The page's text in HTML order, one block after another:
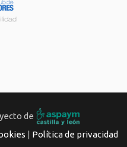
de
| Política de privacidad